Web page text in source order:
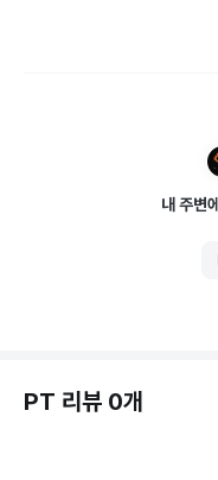
내 주변에
PT 리뷰 0개